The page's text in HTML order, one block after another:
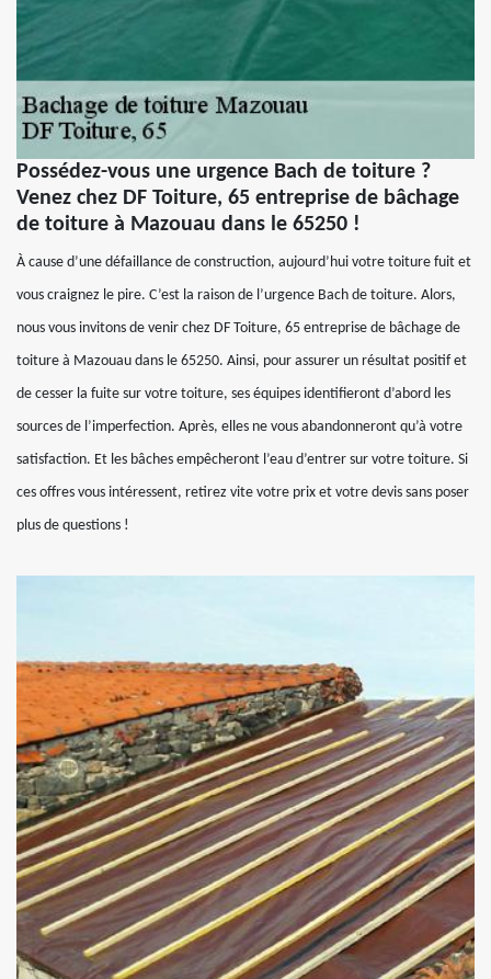
Possédez-vous une urgence Bach de toiture ?
Venez chez DF Toiture, 65 entreprise de bâchage
de toiture à Mazouau dans le 65250 !
À cause d’une défaillance de construction, aujourd’hui votre toiture fuit et
vous craignez le pire. C’est la raison de l’urgence Bach de toiture. Alors,
nous vous invitons de venir chez DF Toiture, 65 entreprise de bâchage de
toiture à Mazouau dans le 65250. Ainsi, pour assurer un résultat positif et
de cesser la fuite sur votre toiture, ses équipes identifieront d’abord les
sources de l’imperfection. Après, elles ne vous abandonneront qu’à votre
satisfaction. Et les bâches empêcheront l’eau d’entrer sur votre toiture. Si
ces offres vous intéressent, retirez vite votre prix et votre devis sans poser
plus de questions !